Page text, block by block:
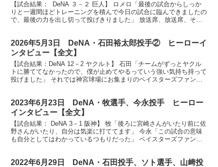
【試合結果： DeNA ３－２ 巨人】 ロメロ「最後の試合からしっか
りと一週間ほどトレーニングを積んで今日の試合に臨んできましたの
で、最後の力を出し切って投げきりました」 放送席、放送席、そし
2026年5月3日 DeNA・石田裕太郎投手② ヒーローイ
ンタビュー【全文】
【試合結果：DeNA 12－2 ヤクルト】 石田「チームがずっとヤクル
トに勝ててなかったので、僕が止めてやるっていう強い気持ち持って
投げました」 それでは神宮球場にお集まりのベイスターズファンの
2023年6月23日 DeNA・牧選手、今永投手 ヒーロー
インタビュー【全文】
【試合結果： DeNA 3－1 阪神】 牧「後ろに宮崎さんがいたり前に佐
野さんがいたり、自分は気楽に打ててます」 今永「この試合の意味
も自分としてはわかっているつもりだった」 ベイスターズファンの
2022年6月29日 DeNA・石田投手、ソト選手、山﨑投